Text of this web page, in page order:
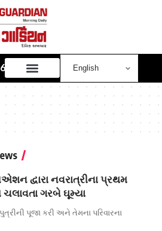
દ્વારા નવરાત્રીના પ્રથમ
ગરબે ઘૂમ્યા
પૂજા કરી અને તેમના પરિવારના